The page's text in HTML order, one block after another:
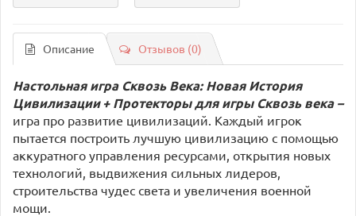
Описание Отзывов (0)
Настольная игра Сквозь Века: Новая История
Цивилизации + Протекторы для игры Сквозь века–
игра про развитие цивилизаций. Каждый игрок
пытается построить лучшую цивилизацию с помощью
аккуратного управления ресурсами, открытия новых
технологий, выдвижения сильных лидеров,
строительства чудес света и увеличения военной
мощи.